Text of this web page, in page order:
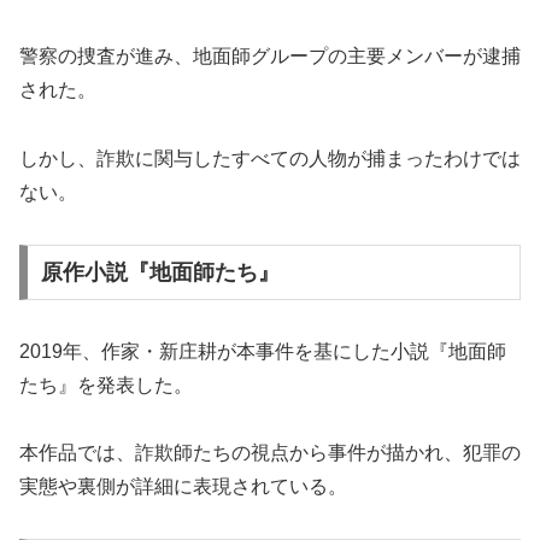
警察の捜査が進み、地面師グループの主要メンバーが逮捕
された。
しかし、詐欺に関与したすべての人物が捕まったわけでは
ない。
原作小説『地面師たち』
2019年、作家・新庄耕が本事件を基にした小説『地面師
たち』を発表した。
本作品では、詐欺師たちの視点から事件が描かれ、犯罪の
実態や裏側が詳細に表現されている。